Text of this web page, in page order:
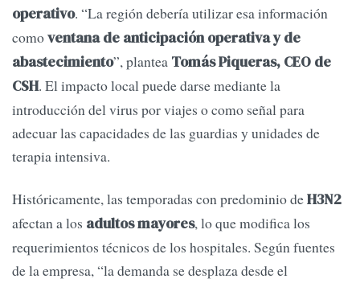
operativo. “La región debería utilizar esa información
comoventana de anticipación operativa y de
abastecimiento”, plantea Tomás Piqueras, CEO de
CSH. El impacto local puede darse mediante la
introducción del virus por viajes o como señal para
adecuar las capacidades de las guardias y unidades de
terapia intensiva.
Históricamente, las temporadas con predominio deH3N2
afectan a los adultos mayores, lo que modifica los
requerimientos técnicos de los hospitales. Según fuentes
de la empresa, “la demanda se desplaza desde el